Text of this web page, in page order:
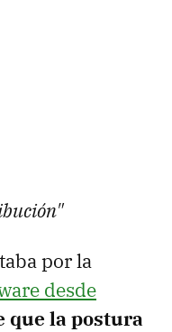
por la
desde
que la postura